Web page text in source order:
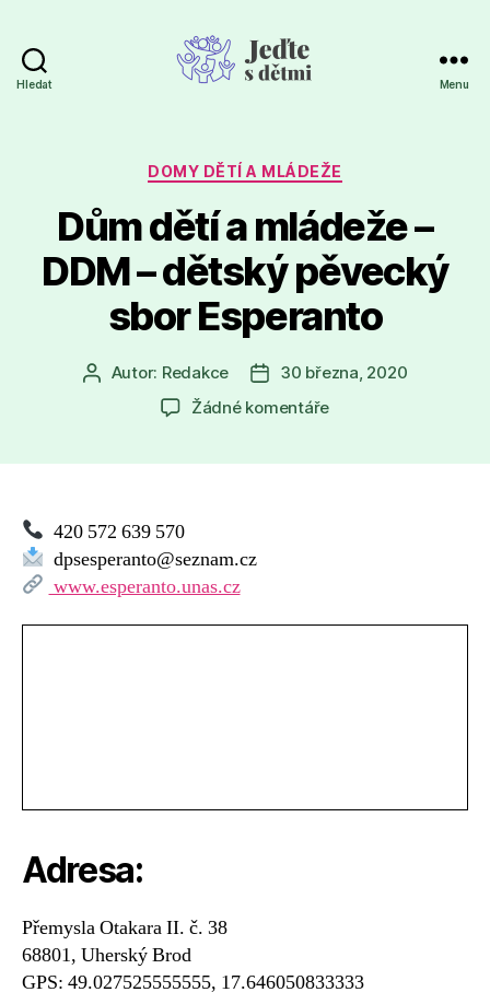
Hledat Menu
Rubriky
DOMY DĚTÍ A MLÁDEŽE
Dům dětí a mládeže –
DDM – dětský pěvecký
sbor Esperanto
Autor
příspěvku
Autor: Redakce
Datum
příspěvku
30 března, 2020
Žádné komentářeu
DDM
420 572 639 570
dpsesperanto@seznam.cz
www.esperanto.unas.cz
Adresa:
Přemysla Otakara II. č. 38
68801, Uherský Brod
GPS: 49.027525555555, 17.646050833333